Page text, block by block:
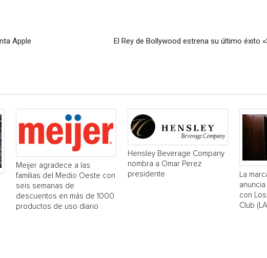
Apple
El Rey de Bollywood estrena su último éxito
Meijer agradece a las
familias del Medio Oeste con
seis semanas de
descuentos en más de 1000
productos de uso diario
Hensley Beverage Company
nombra a Omar Perez
presidente
La
anuncia
con
Club